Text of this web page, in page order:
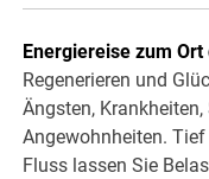
Energiereise zum
Regenerieren und
Ängsten,
Angewohnheiten.
Fluss lassen Sie